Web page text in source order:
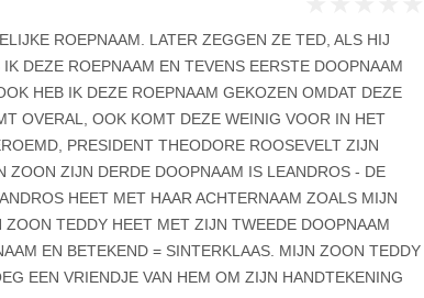
ROEPNAAM. LATER ZEGGEN ZE TED, ALS HIJ
DEZE ROEPNAAM EN TEVENS EERSTE DOOPNAAM
HEB IK DEZE ROEPNAAM GEKOZEN OMDAT DEZE
OVERAL, OOK KOMT DEZE WEINIG VOOR IN HET
PRESIDENT THEODORE ROOSEVELT ZIJN
ZOON ZIJN DERDE DOOPNAAM IS LEANDROS - DE
HEET MET HAAR ACHTERNAAM ZOALS MIJN
TEDDY HEET MET ZIJN TWEEDE DOOPNAAM
EN BETEKEND = SINTERKLAAS. MIJN ZOON TEDDY
EEN VRIENDJE VAN HEM OM ZIJN HANDTEKENING